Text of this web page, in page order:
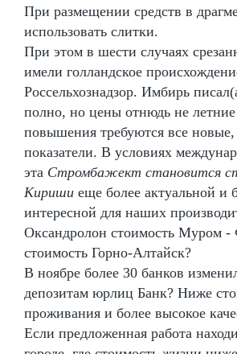
При размещении средств в
использовать слитки.
При этом в шести случаях
имели голландское
Россельхознадзор. Имбирь
полно, но цены отнюдь не
повышения требуются все
показатели. В условиях
эта Стромбажект становится
Кириши еще более актуальной и
интересной для наших
Оксандролон стоимость Муром -
стоимость Горно-Алтайск?
В ноябре более 30 банков
депозитам юрлиц Банк? Ниже
проживания и более высокое
Если предложенная работа